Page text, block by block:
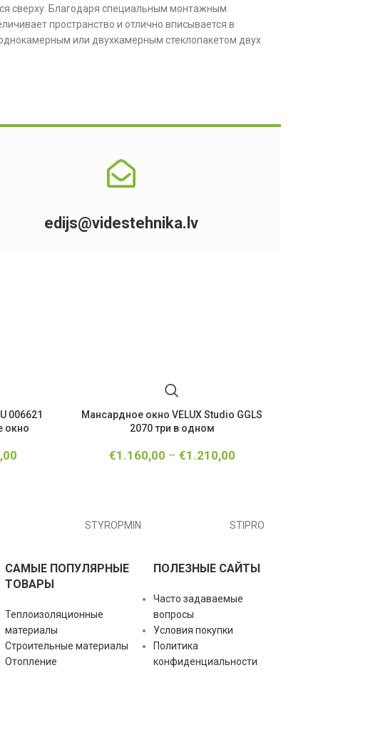
сверху. Благодаря специальным монтажным
пространство и отлично вписывается в
или двухкамерным стеклопакетом двух
edijs@videstehnika.lv
006621
окно
Мансардное окно VELUX Studio GGLS
2070 три в одном
€1.160,00 – €1.210,00
STYROPMIN STIPRO
САМЫЕ ПОПУЛЯРНЫЕ
ТОВАРЫ
Теплоизоляционные
материалы
Строительные материалы
Отопление
ПОЛЕЗНЫЕ САЙТЫ
Часто задаваемые
вопросы
Условия покупки
Политика
конфиденциальности